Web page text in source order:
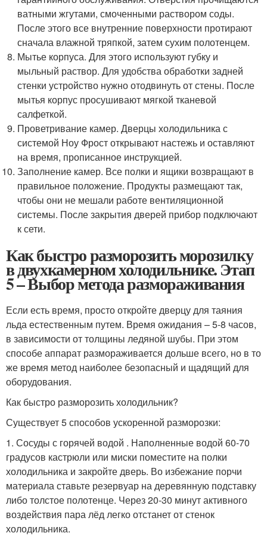
ватными жгутами, смоченными раствором соды.
После этого все внутренние поверхности протирают
сначала влажной тряпкой, затем сухим полотенцем.
Мытье корпуса. Для этого используют губку и
мыльный раствор. Для удобства обработки задней
стенки устройство нужно отодвинуть от стены. После
мытья корпус просушивают мягкой тканевой
салфеткой.
Проветривание камер. Дверцы холодильника с
системой Ноу Фрост открывают настежь и оставляют
на время, прописанное инструкцией.
Заполнение камер. Все полки и ящики возвращают в
правильное положение. Продукты размещают так,
чтобы они не мешали работе вентиляционной
системы. После закрытия дверей прибор подключают
к сети.
Как быстро разморозить морозилку
в двухкамерном холодильнике. Этап
5 – Выбор метода размораживания
Если есть время, просто откройте дверцу для таяния
льда естественным путем. Время ожидания – 5-8 часов,
в зависимости от толщины ледяной шубы. При этом
способе аппарат размораживается дольше всего, но в то
же время метод наиболее безопасный и щадящий для
оборудования.
Как быстро разморозить холодильник?
Существует 5 способов ускоренной разморозки:
1. Сосуды с горячей водой . Наполненные водой 60-70
градусов кастрюли или миски поместите на полки
холодильника и закройте дверь. Во избежание порчи
материала ставьте резервуар на деревянную подставку
либо толстое полотенце. Через 20-30 минут активного
воздействия пара лёд легко отстанет от стенок
холодильника.